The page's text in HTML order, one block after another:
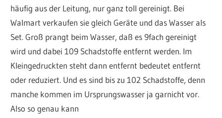
häufig aus der Leitung, nur ganz toll gereinigt. Bei
Walmart verkaufen sie gleich Geräte und das Wasser als
Set. Groß prangt beim Wasser, daß es 9fach gereinigt
wird und dabei 109 Schadstoffe entfernt werden. Im
Kleingedruckten steht dann entfernt bedeutet entfernt
oder reduziert. Und es sind bis zu 102 Schadstoffe, denn
manche kommen im Ursprungswasser ja garnicht vor.
Also so genau kann